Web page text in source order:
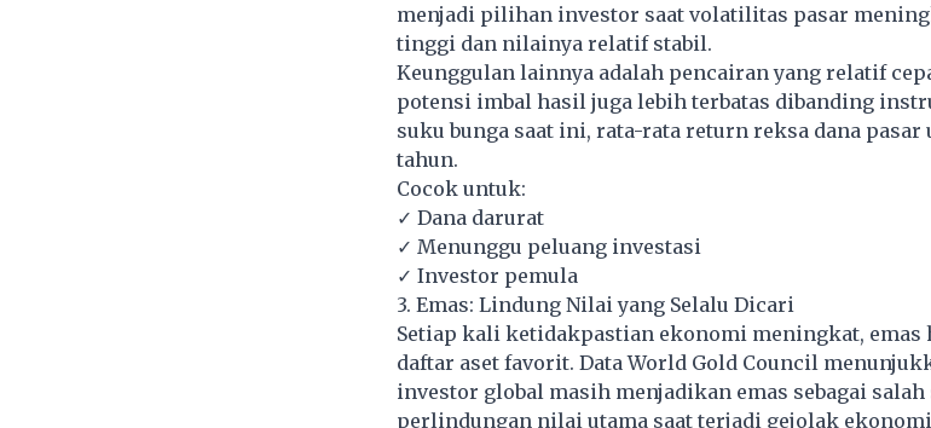
menjadi pilihan investor saat volatilitas pasar
tinggi dan nilainya relatif stabil.
Keunggulan lainnya adalah pencairan yang relatif
potensi imbal hasil juga lebih terbatas dibanding
suku bunga saat ini, rata-rata return reksa dana
tahun.
Cocok untuk:
✓ Dana darurat
✓ Menunggu peluang investasi
✓ Investor pemula
3. Emas: Lindung Nilai yang Selalu Dicari
Setiap kali ketidakpastian ekonomi meningkat, emas
daftar aset favorit. Data World Gold Council
investor global masih menjadikan emas sebagai
perlindungan nilai utama saat terjadi gejolak